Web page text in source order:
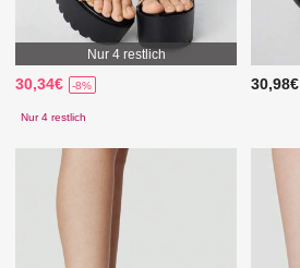
Nur 4 restlich
30,34€ -8%
Nur 4 restlich
30,98€